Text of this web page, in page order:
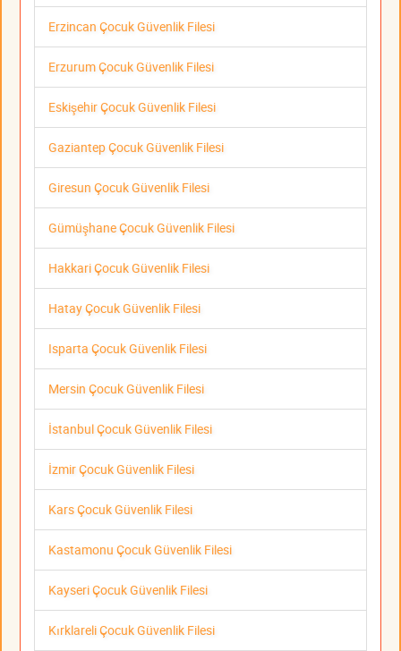
Erzincan Çocuk Güvenlik Filesi
Erzurum Çocuk Güvenlik Filesi
Eskişehir Çocuk Güvenlik Filesi
Gaziantep Çocuk Güvenlik Filesi
Giresun Çocuk Güvenlik Filesi
Gümüşhane Çocuk Güvenlik Filesi
Hakkari Çocuk Güvenlik Filesi
Hatay Çocuk Güvenlik Filesi
Isparta Çocuk Güvenlik Filesi
Mersin Çocuk Güvenlik Filesi
İstanbul Çocuk Güvenlik Filesi
İzmir Çocuk Güvenlik Filesi
Kars Çocuk Güvenlik Filesi
Kastamonu Çocuk Güvenlik Filesi
Kayseri Çocuk Güvenlik Filesi
Kırklareli Çocuk Güvenlik Filesi